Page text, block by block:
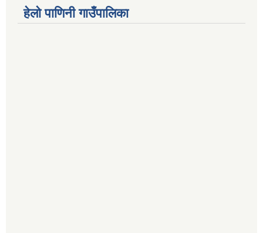
हेलो पाणिनी गाउँपालिका